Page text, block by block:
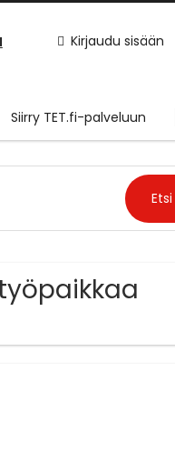
Kirjaudu sisään
Siirry TET.fi-palveluun